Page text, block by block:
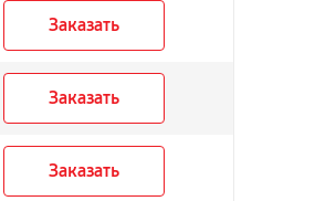
Заказать
Заказать
Заказать